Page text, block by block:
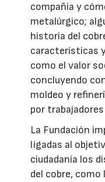
compañía y
metalúrgico;
historia del
características
como el valor
concluyendo
moldeo y
por
La Fundación
ligadas al
ciudadanía los
del cobre,